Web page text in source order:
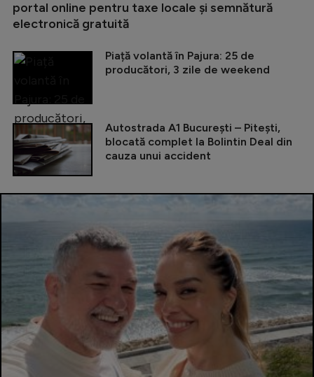
portal online pentru taxe locale și semnătură
electronică gratuită
Piață volantă în Pajura: 25 de
producători, 3 zile de weekend
Autostrada A1 București – Pitești,
blocată complet la Bolintin Deal din
cauza unui accident